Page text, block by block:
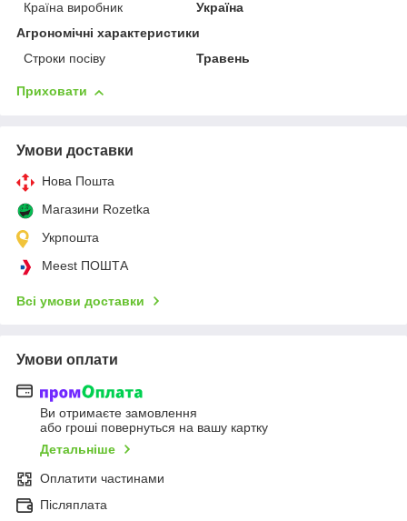
Країна виробник
Україна
Агрономічні характеристики
Строки посіву
Травень
Приховати
Умови доставки
Нова Пошта
Магазини Rozetka
Укрпошта
Meest ПОШТА
Всі умови доставки
Умови оплати
Ви отримаєте замовлення
або гроші повернуться на вашу картку
Детальніше
Оплатити частинами
Післяплата